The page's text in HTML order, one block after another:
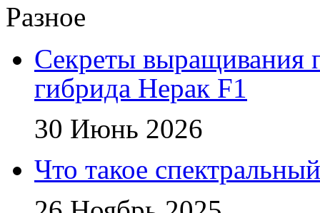
Разное
Секреты выращивания
гибрида Нерак F1
30 Июнь 2026
Что такое